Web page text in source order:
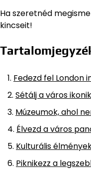
Ha szeretnéd
kincseit!
Fedezd fel London
Sétálj a város
Múzeumok, ahol
Élvezd a város
Kulturális
Piknikezz a